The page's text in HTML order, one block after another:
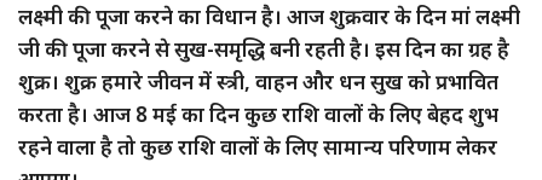
लक्ष्मी की पूजा करने का विधान है। आज शुक्रवार के दिन मां लक्ष्मी
जी की पूजा करने से सुख-समृद्धि बनी रहती है। इस दिन का ग्रह है
शुक्र। शुक्र हमारे जीवन में स्त्री, वाहन और धन सुख को प्रभावित
करता है। आज 8 मई का दिन कुछ राशि वालों के लिए बेहद शुभ
रहने वाला है तो कुछ राशि वालों के लिए सामान्य परिणाम लेकर